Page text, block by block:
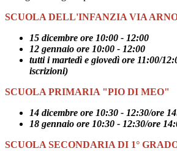
SCUOLA DELL'INFANZIA VIA
15 dicembre ore 10:00 - 12:00
12 gennaio ore 10:00 - 12:00
tutti i martedì e giovedì ore 11:00/
iscrizioni)
SCUOLA PRIMARIA "PIO DI MEO"
14 dicembre ore 10:30 - 12:30/ore
18 gennaio ore 10:30 - 12:30/ore
SCUOLA SECONDARIA DI 1°